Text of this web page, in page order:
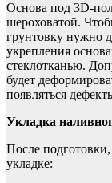
Основа под 3D-
шероховатой.
грунтовку нужно
укрепления
стеклотканью.
будет
появляться
Укладка
После
укладке: